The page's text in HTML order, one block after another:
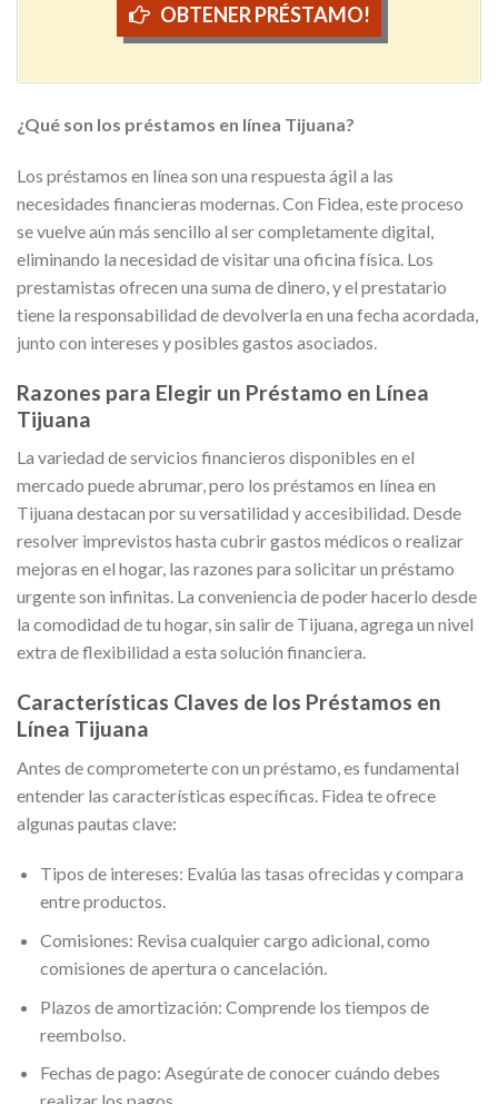
OBTENER PRÉSTAMO!
¿Qué son los préstamos en línea Tijuana?
Los préstamos en línea son una respuesta ágil a las
necesidades financieras modernas. Con Fidea, este proceso
se vuelve aún más sencillo al ser completamente digital,
eliminando la necesidad de visitar una oficina física. Los
prestamistas ofrecen una suma de dinero, y el prestatario
tiene la responsabilidad de devolverla en una fecha acordada,
junto con intereses y posibles gastos asociados.
Razones para Elegir un Préstamo en Línea
Tijuana
La variedad de servicios financieros disponibles en el
mercado puede abrumar, pero los préstamos en línea en
Tijuana destacan por su versatilidad y accesibilidad. Desde
resolver imprevistos hasta cubrir gastos médicos o realizar
mejoras en el hogar, las razones para solicitar un préstamo
urgente son infinitas. La conveniencia de poder hacerlo desde
la comodidad de tu hogar, sin salir de Tijuana, agrega un nivel
extra de flexibilidad a esta solución financiera.
Características Claves de los Préstamos en
Línea Tijuana
Antes de comprometerte con un préstamo, es fundamental
entender las características específicas. Fidea te ofrece
algunas pautas clave:
Tipos de intereses: Evalúa las tasas ofrecidas y compara
entre productos.
Comisiones: Revisa cualquier cargo adicional, como
comisiones de apertura o cancelación.
Plazos de amortización: Comprende los tiempos de
reembolso.
Fechas de pago: Asegúrate de conocer cuándo debes